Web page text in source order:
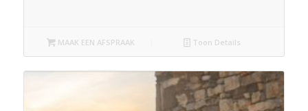
MAAK EEN AFSPRAAK Toon Details